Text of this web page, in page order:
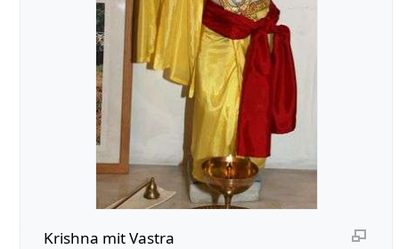
Krishna mit Vastra